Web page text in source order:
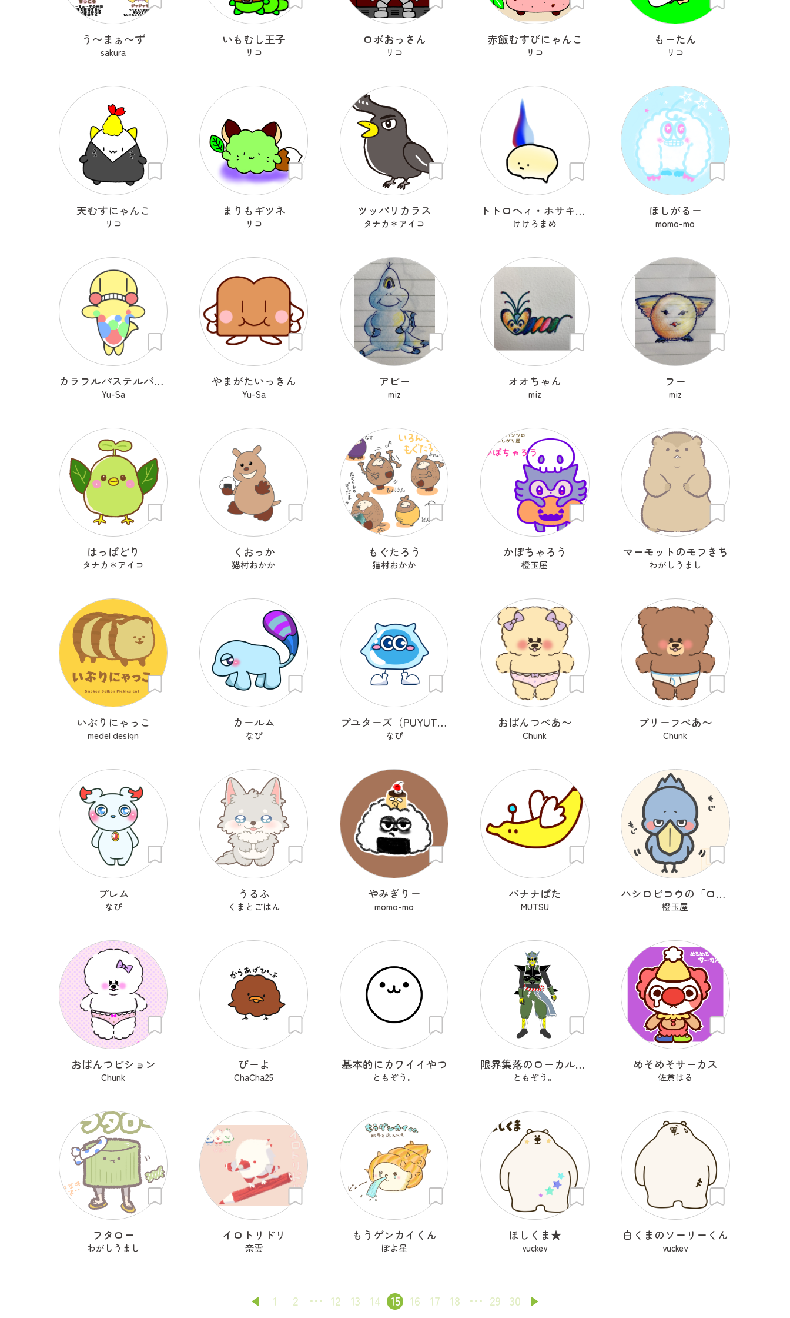
う〜まぁ〜ず
sakura
いもむし王子
リコ
ロボおっさん
リコ
赤飯むすびにゃんこ
リコ
もーたん
リコ
天むすにゃんこ
リコ
まりもギツネ
リコ
ツッパリカラス
タナカ＊アイコ
トトロヘィ・ホサキマメ
けけろまめ
ほしがるー
momo-mo
カラフルパステルバブルのあわわ
Yu-Sa
やまがたいっきん
Yu-Sa
アビー
miz
オオちゃん
miz
フー
miz
はっぱどり
タナカ＊アイコ
くおっか
猫村おかか
もぐたろう
猫村おかか
かぼちゃろう
橙玉屋
マーモットのモフきち
わがしうまし
いぶりにゃっこ
medel design
カールム
なぴ
プユターズ（PUYUTERS）
なぴ
おぱんつべあ〜
Chunk
ブリーフべあ〜
Chunk
プレム
なぴ
うるふ
くまとごはん
やみぎりー
momo-mo
バナナぱた
MUTSU
ハシロビコウの「ロビ」
橙玉屋
おぱんつビション
Chunk
ぴーよ
ChaCha25
基本的にカワイイやつ
ともぞう。
限界集落のローカルヒーロー
ともぞう。
めそめそサーカス
佐倉はる
フタロー
わがしうまし
イロトリドリ
奈雲
もうゲンカイくん
ぽよ星
ほしくま★
yuckey
白くまのソーリーくん
yuckey
1 2 12 13 14 15 16 17 18 29 30